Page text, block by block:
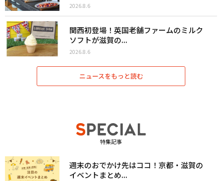
2026.8.6
関西初登場！英国老舗ファームのミルク
ソフトが滋賀の...
2026.8.6
ニュースをもっと読む
特集記事
週末のおでかけ先はココ！京都・滋賀の
イベントまとめ...